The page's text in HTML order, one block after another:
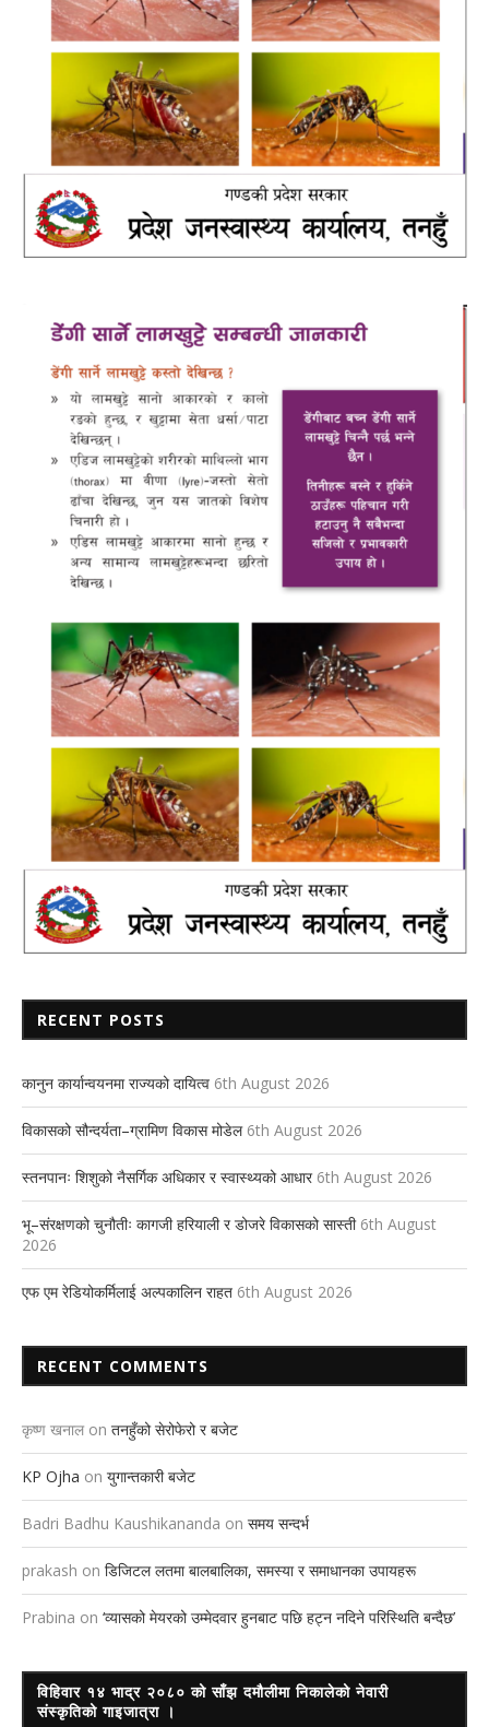
RECENT POSTS
कानुन कार्यान्वयनमा राज्यको दायित्व 6th August 2026
विकासको सौन्दर्यता–ग्रामिण विकास मोडेल 6th August 2026
स्तनपानः शिशुको नैसर्गिक अधिकार र स्वास्थ्यको आधार 6th August 2026
भू–संरक्षणको चुनौतीः कागजी हरियाली र डोजरे विकासको सास्ती 6th August
2026
एफ एम रेडियोकर्मिलाई अल्पकालिन राहत 6th August 2026
RECENT COMMENTS
कृष्ण खनाल on तनहुँको सेरोफेरो र बजेट
KP Ojha on युगान्तकारी बजेट
Badri Badhu Kaushikananda on समय सन्दर्भ
prakash on डिजिटल लतमा बालबालिका, समस्या र समाधानका उपायहरू
Prabina on ‘व्यासको मेयरको उम्मेदवार हुनबाट पछि हट्न नदिने परिस्थिति बन्दैछ’
विहिवार १४ भाद्र २०८० को साँझ दमौलीमा निकालेको नेवारी
संस्कृतिको गाइजात्रा ।